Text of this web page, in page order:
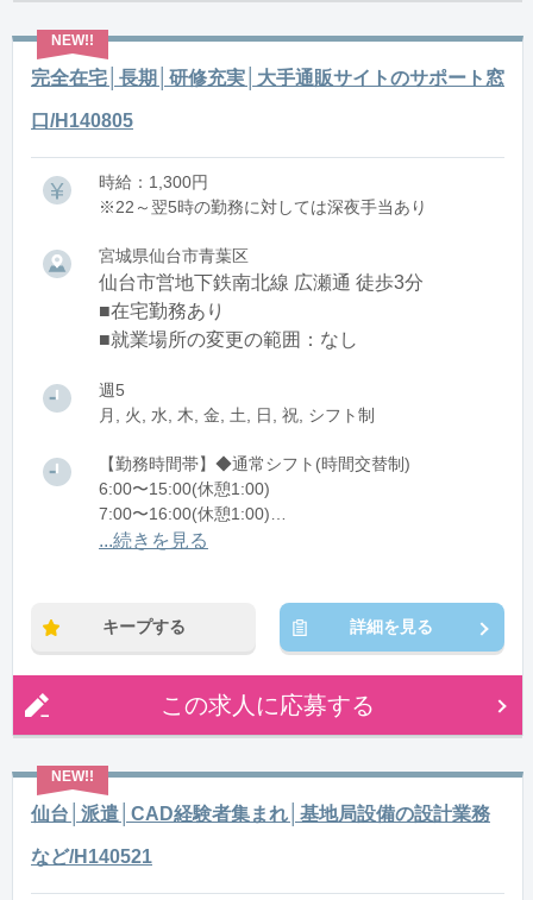
完全在宅│長期│研修充実│大手通販サイトのサポート窓
口/H140805
時給：1,300円
※22～翌5時の勤務に対しては深夜手当あり
宮城県仙台市青葉区
仙台市営地下鉄南北線 広瀬通 徒歩3分
■在宅勤務あり
■就業場所の変更の範囲：なし
週5
月, 火, 水, 木, 金, 土, 日, 祝, シフト制
【勤務時間帯】◆通常シフト(時間交替制)
6:00〜15:00(休憩1:00)
7:00〜16:00(休憩1:00)
8:00〜17:00(休憩1:00)
11:00〜20:00(休憩1:00)
12:00〜21:00(休憩1:00)
16:00〜翌1:00(休憩1:00)
※残業：5〜10時間程度/月
...続きを見る
キープする 詳細を見る
この求人に応募する
仙台│派遣│CAD経験者集まれ│基地局設備の設計業務
など/H140521